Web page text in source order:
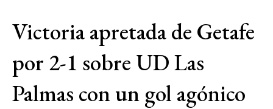
Victoria apretada de Getafe
por 2-1 sobre UD Las
Palmas con un gol agónico